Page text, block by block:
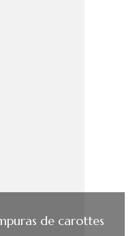
de carottes